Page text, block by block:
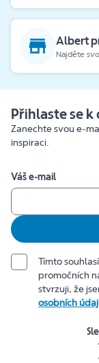
Albert
Najděte
Přihlaste se
Zanechte svou e-
inspiraci.
Váš e-mail
Tímto
promočních
stvrzuji, že
osobních